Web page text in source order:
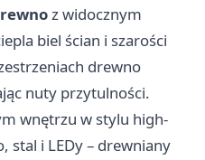
z widocznym
biel ścian i szarości
drewno
nuty przytulności.
wnętrzu w stylu high-
stal i LEDy – drewniany